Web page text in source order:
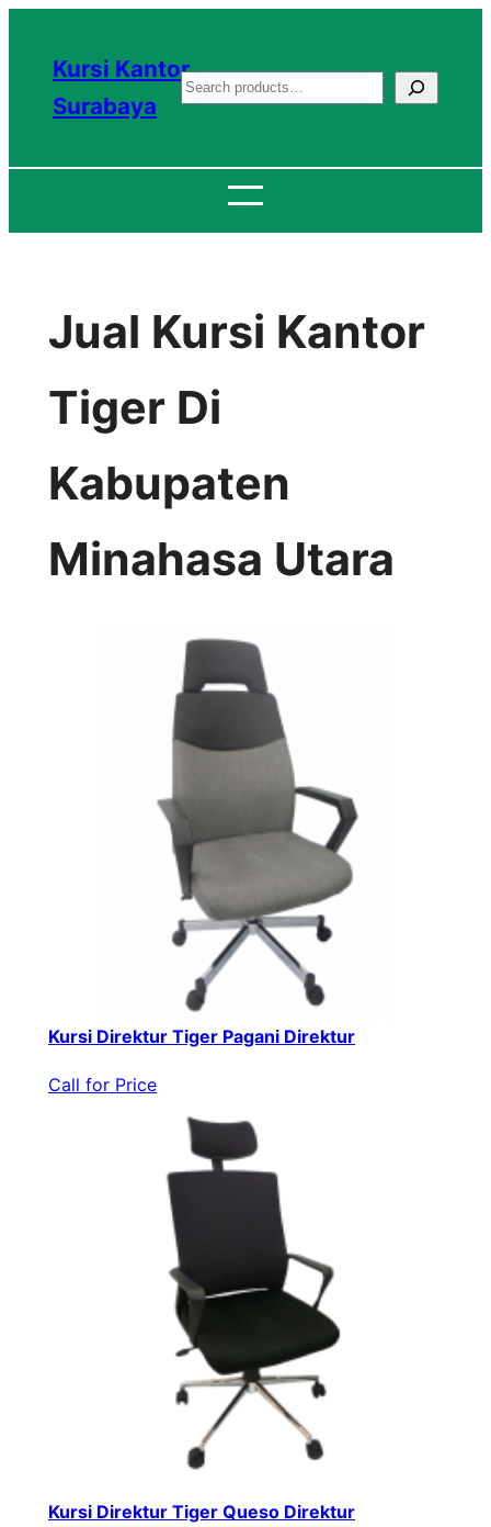
konten
Kursi Kantor
Surabaya
S
a
c
Jual Kursi Kantor
Tiger Di
Kabupaten
Minahasa Utara
Kursi Direktur Tiger Pagani Direktur
Call for Price
Kursi Direktur Tiger Queso Direktur